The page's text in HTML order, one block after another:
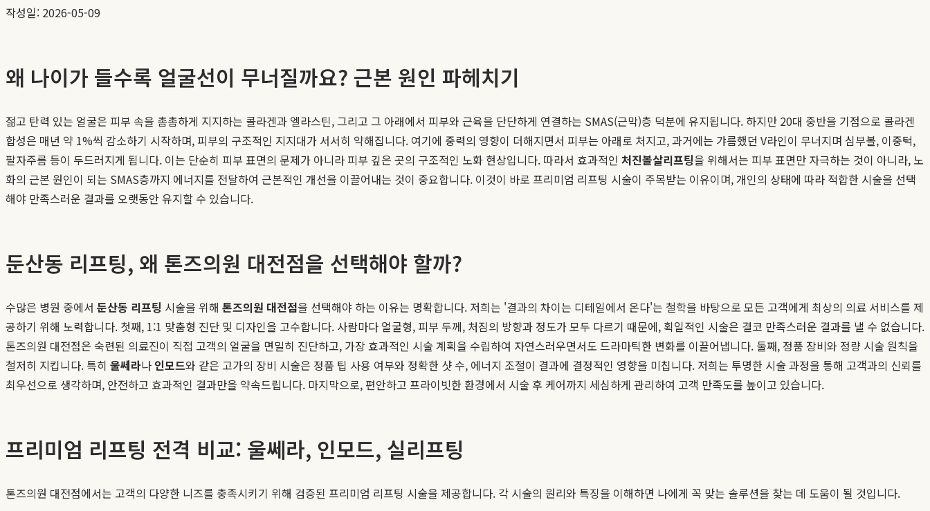
작성일: 2026-05-09
왜 나이가 들수록 얼굴선이 무너질까요? 근본 원인 파헤치기
젊고 탄력 있는 얼굴은 피부 속을 촘촘하게 지지하는 콜라겐과 엘라스틴, 그리고 그 아래에서 피부와 근육을 단단하게 연결하는 SMAS(근막)층 덕분에 유지됩니다. 하지만 20대 중반을 기점으로 콜라겐
합성은 매년 약 1%씩 감소하기 시작하며, 피부의 구조적인 지지대가 서서히 약해집니다. 여기에 중력의 영향이 더해지면서 피부는 아래로 처지고, 과거에는 갸름했던 V라인이 무너지며 심부볼, 이중턱,
팔자주름 등이 두드러지게 됩니다. 이는 단순히 피부 표면의 문제가 아니라 피부 깊은 곳의 구조적인 노화 현상입니다. 따라서 효과적인 처진볼살리프팅을 위해서는 피부 표면만 자극하는 것이 아니라, 노
화의 근본 원인이 되는 SMAS층까지 에너지를 전달하여 근본적인 개선을 이끌어내는 것이 중요합니다. 이것이 바로 프리미엄 리프팅 시술이 주목받는 이유이며, 개인의 상태에 따라 적합한 시술을 선택
해야 만족스러운 결과를 오랫동안 유지할 수 있습니다.
둔산동 리프팅, 왜 톤즈의원 대전점을 선택해야 할까?
수많은 병원 중에서 둔산동 리프팅 시술을 위해 톤즈의원 대전점을 선택해야 하는 이유는 명확합니다. 저희는 '결과의 차이는 디테일에서 온다'는 철학을 바탕으로 모든 고객에게 최상의 의료 서비스를 제
공하기 위해 노력합니다. 첫째, 1:1 맞춤형 진단 및 디자인을 고수합니다. 사람마다 얼굴형, 피부 두께, 처짐의 방향과 정도가 모두 다르기 때문에, 획일적인 시술은 결코 만족스러운 결과를 낼 수 없습니다.
톤즈의원 대전점은 숙련된 의료진이 직접 고객의 얼굴을 면밀히 진단하고, 가장 효과적인 시술 계획을 수립하여 자연스러우면서도 드라마틱한 변화를 이끌어냅니다. 둘째, 정품 장비와 정량 시술 원칙을
철저히 지킵니다. 특히 울쎄라나 인모드와 같은 고가의 장비 시술은 정품 팁 사용 여부와 정확한 샷 수, 에너지 조절이 결과에 결정적인 영향을 미칩니다. 저희는 투명한 시술 과정을 통해 고객과의 신뢰를
최우선으로 생각하며, 안전하고 효과적인 결과만을 약속드립니다. 마지막으로, 편안하고 프라이빗한 환경에서 시술 후 케어까지 세심하게 관리하여 고객 만족도를 높이고 있습니다.
프리미엄 리프팅 전격 비교: 울쎄라, 인모드, 실리프팅
톤즈의원 대전점에서는 고객의 다양한 니즈를 충족시키기 위해 검증된 프리미엄 리프팅 시술을 제공합니다. 각 시술의 원리와 특징을 이해하면 나에게 꼭 맞는 솔루션을 찾는 데 도움이 될 것입니다.